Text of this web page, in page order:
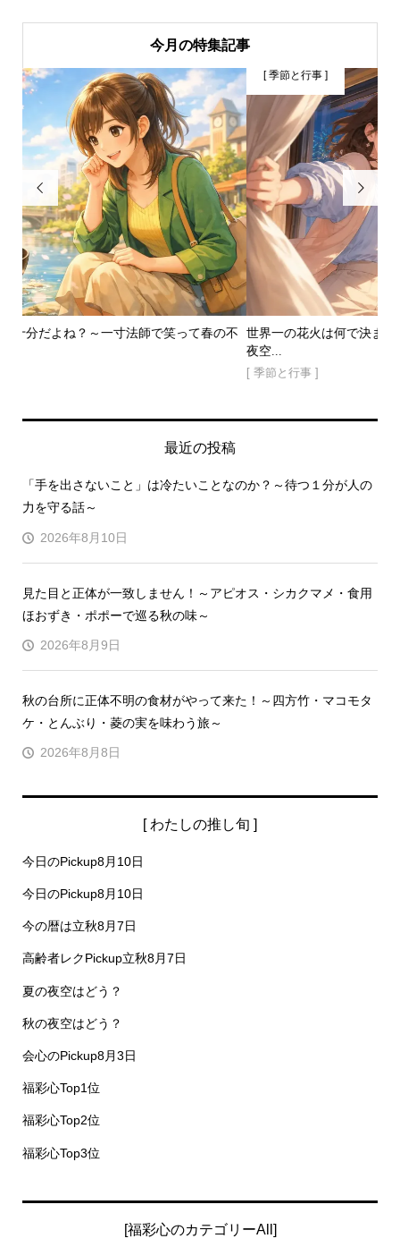
今月の特集記事

春の不 世界一の花火は何で決まる？～大きさ・数・消え際から楽し
[ 季節と行事 ]

最近の投稿
「手を出さないこと」は冷たいことなのか？～待つ１分が人の
力を守る話～
2026年8月10日
見た目と正体が一致しません！～アピオス・シカクマメ・食用
ほおずき・ポポーで巡る秋の味～
2026年8月9日
秋の台所に正体不明の食材がやって来た！～四方竹・マコモタ
ケ・とんぶり・菱の実を味わう旅～
2026年8月8日
[ わたしの推し旬 ]
今日のPickup8月10日
今日のPickup8月10日
今の暦は立秋8月7日
高齢者レクPickup立秋8月7日
夏の夜空はどう？
秋の夜空はどう？
会心のPickup8月3日
福彩心Top1位
福彩心Top2位
福彩心Top3位
[福彩心のカテゴリーAll]